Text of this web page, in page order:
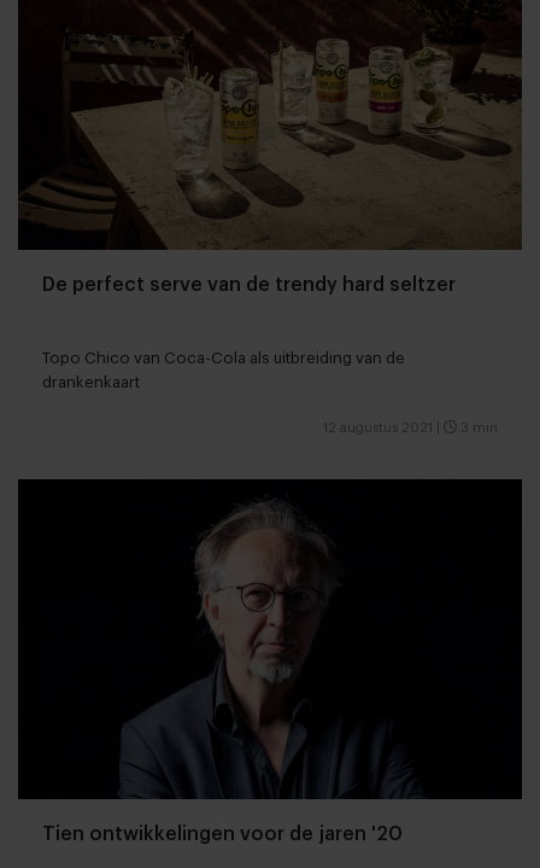
De perfect serve van de trendy hard seltzer
Topo Chico van Coca-Cola als uitbreiding van de
drankenkaart
12 augustus 2021 3 min
Tien ontwikkelingen voor de jaren '20